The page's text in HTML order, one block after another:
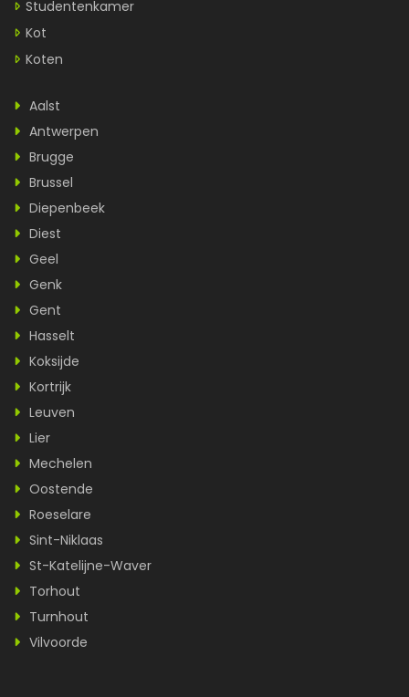
Studentenkamer
Kot
Koten
Aalst
Antwerpen
Brugge
Brussel
Diepenbeek
Diest
Geel
Genk
Gent
Hasselt
Koksijde
Kortrijk
Leuven
Lier
Mechelen
Oostende
Roeselare
Sint-Niklaas
St-Katelijne-Waver
Torhout
Turnhout
Vilvoorde